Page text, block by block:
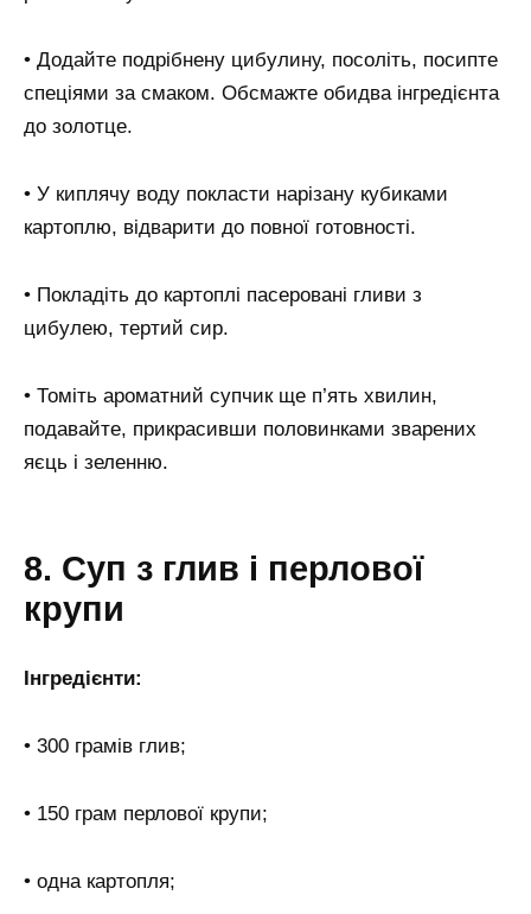
• Додайте подрібнену цибулину, посоліть, посипте
спеціями за смаком. Обсмажте обидва інгредієнта
до золотце.
• У киплячу воду покласти нарізану кубиками
картоплю, відварити до повної готовності.
• Покладіть до картоплі пасеровані гливи з
цибулею, тертий сир.
• Томіть ароматний супчик ще п’ять хвилин,
подавайте, прикрасивши половинками зварених
яєць і зеленню.
8. Суп з глив і перлової
крупи
Інгредієнти:
• 300 грамів глив;
• 150 грам перлової крупи;
• одна картопля;